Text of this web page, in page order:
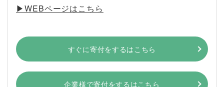
▶︎WEBページはこちら
すぐに寄付をするはこちら
企業様で寄付をするはこちら